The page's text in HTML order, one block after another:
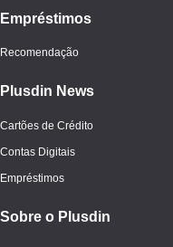
Empréstimos
Recomendação
Plusdin News
Cartões de Crédito
Contas Digitais
Empréstimos
Sobre o Plusdin